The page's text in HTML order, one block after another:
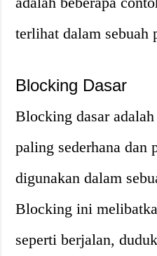
terlihat dalam sebuah
Blocking Dasar
Blocking dasar
paling sederhana dan
digunakan dalam
Blocking ini
seperti berjalan,